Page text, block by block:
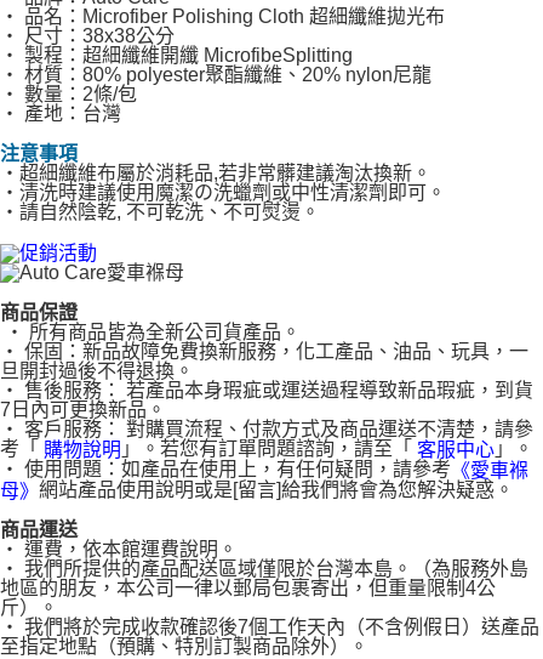
‧ 品名：Microfiber Polishing Cloth 超細纖維拋光布
‧ 尺寸：38x38公分
‧ 製程：超細纖維開纖 MicrofibeSplitting
‧ 材質：80% polyester聚酯纖維、20% nylon尼龍
‧ 數量：2條/包
‧ 產地：台灣
注意事項
‧超細纖維布屬於消耗品,若非常髒建議淘汰換新。
‧清洗時建議使用魔潔の洗蠟劑或中性清潔劑即可。
‧請自然陰乾, 不可乾洗、不可熨燙。
商品保證
‧ 所有商品皆為全新公司貨產品。
‧ 保固：新品故障免費換新服務，化工產品、油品、玩具，一
旦開封過後不得退換。
‧ 售後服務： 若產品本身瑕疵或運送過程導致新品瑕疵，到貨
7日內可更換新品。
‧ 客戶服務： 對購買流程、付款方式及商品運送不清楚，請參
考「 購物說明 」。若您有訂單問題諮詢，請至「 客服中心 」。
‧ 使用問題：如產品在使用上，有任何疑問，請參考 《愛車褓
母》 網站產品使用說明或是[留言]給我們將會為您解決疑惑。
商品運送
‧ 運費，依本館運費說明。
‧ 我們所提供的產品配送區域僅限於台灣本島。（為服務外島
地區的朋友，本公司一律以郵局包裹寄出，但重量限制4公
斤）。
‧ 我們將於完成收款確認後7個工作天內（不含例假日）送產品
至指定地點（預購、特別訂製商品除外）。